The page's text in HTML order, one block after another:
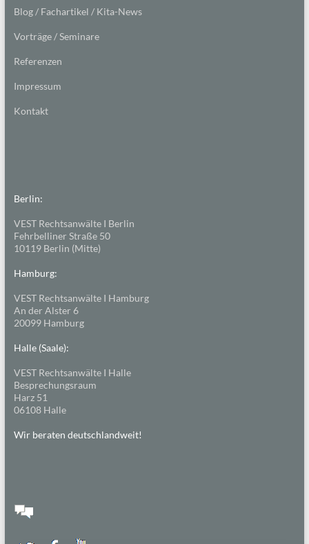
Blog / Fachartikel / Kita-News
Vorträge / Seminare
Referenzen
Impressum
Kontakt
Berlin:
VEST Rechtsanwälte I Berlin
Fehrbelliner Straße 50
10119 Berlin (Mitte)
Hamburg:
VEST Rechtsanwälte I Hamburg
An der Alster 6
20099 Hamburg
Halle (Saale):
VEST Rechtsanwälte I Halle
Besprechungsraum
Harz 51
06108 Halle
Wir beraten deutschlandweit!